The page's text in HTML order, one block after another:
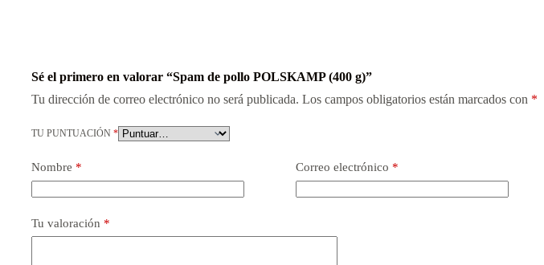
Sé el primero en valorar “Spam de pollo POLSKAMP (400 g)”
Tu dirección de correo electrónico no será publicada. Los campos obligatorios están marcados con *
TU PUNTUACIÓN *
Nombre * Correo electrónico *
Tu valoración *